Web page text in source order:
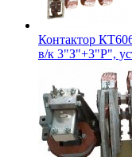
Контактор
в/к 3"З"+3"Р",